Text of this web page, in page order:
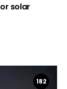
solar
182